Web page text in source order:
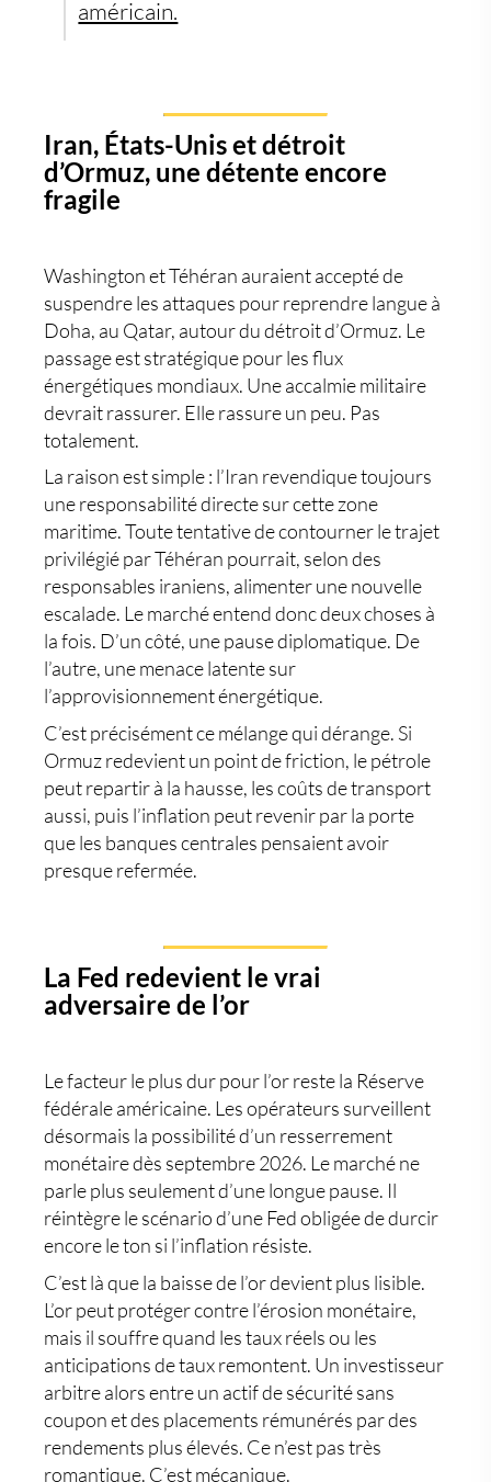
américain.
Iran, États-Unis et détroit
d’Ormuz, une détente encore
fragile
Washington et Téhéran auraient accepté de
suspendre les attaques pour reprendre langue à
Doha, au Qatar, autour dudétroit d’Ormuz. Le
passage est stratégique pour les flux
énergétiques mondiaux. Une accalmie militaire
devrait rassurer. Elle rassure un peu. Pas
totalement.
La raison est simple : l’Iran revendique toujours
une responsabilité directe sur cette zone
maritime. Toute tentative de contourner le trajet
privilégié par Téhéran pourrait, selon des
responsables iraniens, alimenter une nouvelle
escalade. Le marché entend donc deux choses à
la fois. D’un côté, une pause diplomatique. De
l’autre, une menace latente sur
l’approvisionnement énergétique.
C’est précisément ce mélange qui dérange. Si
Ormuz redevient un point de friction, le pétrole
peut repartir à la hausse, les coûts de transport
aussi, puis l’inflation peut revenir par la porte
que les banques centrales pensaient avoir
presque refermée.
La Fed redevient le vrai
adversaire de l’or
Le facteur le plus dur pour l’or reste la Réserve
fédérale américaine. Les opérateurs surveillent
désormais la possibilité d’un resserrement
monétaire dès septembre 2026. Le marché ne
parle plus seulement d’une longue pause. Il
réintègre le scénario d’une Fed obligée de durcir
encore le ton si l’inflation résiste.
C’est là que la baisse de l’or devient plus lisible.
L’or peut protéger contre l’érosion monétaire,
mais il souffre quand les taux réels ou les
anticipations de taux remontent. Un investisseur
arbitre alors entre un actif de sécurité sans
coupon et des placements rémunérés par des
rendements plus élevés. Ce n’est pas très
romantique. C’est mécanique.